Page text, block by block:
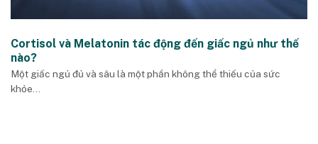
Cortisol và Melatonin tác động đến giấc ngủ như thế
nào?
Một giấc ngủ đủ và sâu là một phần không thể thiếu của sức
khỏe...